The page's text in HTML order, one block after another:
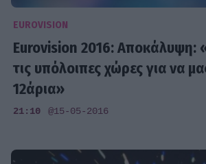
EUROVISION
Eurovision 2016: Αποκάλυψη:
τις υπόλοιπες χώρες για να
12άρια»
21:10 @15-05-2016